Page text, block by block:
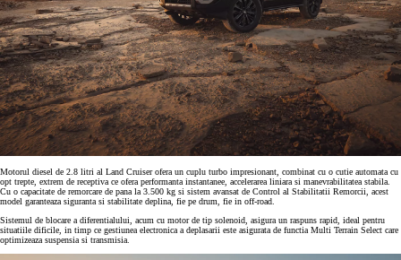
Motorul diesel de 2.8 litri al Land Cruiser ofera un cuplu turbo impresionant, combinat cu o cutie automata cu
opt trepte, extrem de receptiva ce ofera performanta instantanee, accelerarea liniara si manevrabilitatea stabila.
Cu o capacitate de remorcare de pana la 3.500 kg si sistem avansat de Control al Stabilitatii Remorcii, acest
model garanteaza siguranta si stabilitate deplina, fie pe drum, fie in off-road.
Sistemul de blocare a diferentialului, acum cu motor de tip solenoid, asigura un raspuns rapid, ideal pentru
situatiile dificile, in timp ce gestiunea electronica a deplasarii este asigurata de functia Multi Terrain Select care
optimizeaza suspensia si transmisia.